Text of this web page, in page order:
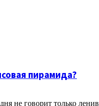
пирамида?
не говорит только